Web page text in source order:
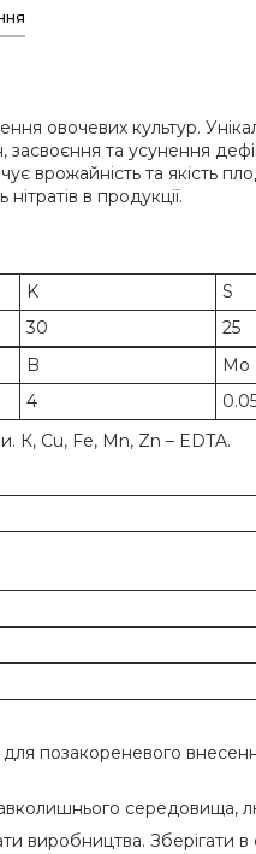
овочевих культур.
та усунення
врожайність та якість
в продукції.
K S
30 25
B Mo
4
К, Cu, Fe, Mn, Zn – EDTA.
позакореневого
середовища,
виробництва.